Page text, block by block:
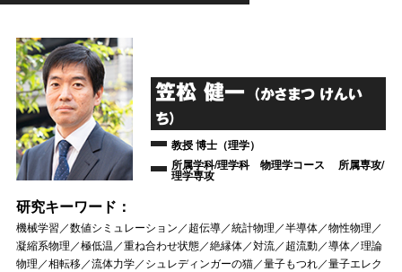
笠松 健一
（かさまつ けんい
ち）
教授 博士（理学）
所属学科/理学科 物理学コース 所属専攻/
理学専攻
研究キーワード：
機械学習／数値シミュレーション／超伝導／統計物理／半導体／物性物理／
凝縮系物理／極低温／重ね合わせ状態／絶縁体／対流／超流動／導体／理論
物理／相転移／流体力学／シュレディンガーの猫／量子もつれ／量子エレク